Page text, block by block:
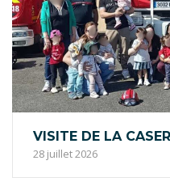
VISITE DE LA
28 juillet 2026